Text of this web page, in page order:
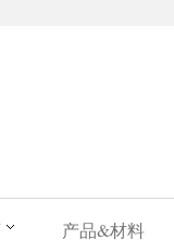
产品&材料